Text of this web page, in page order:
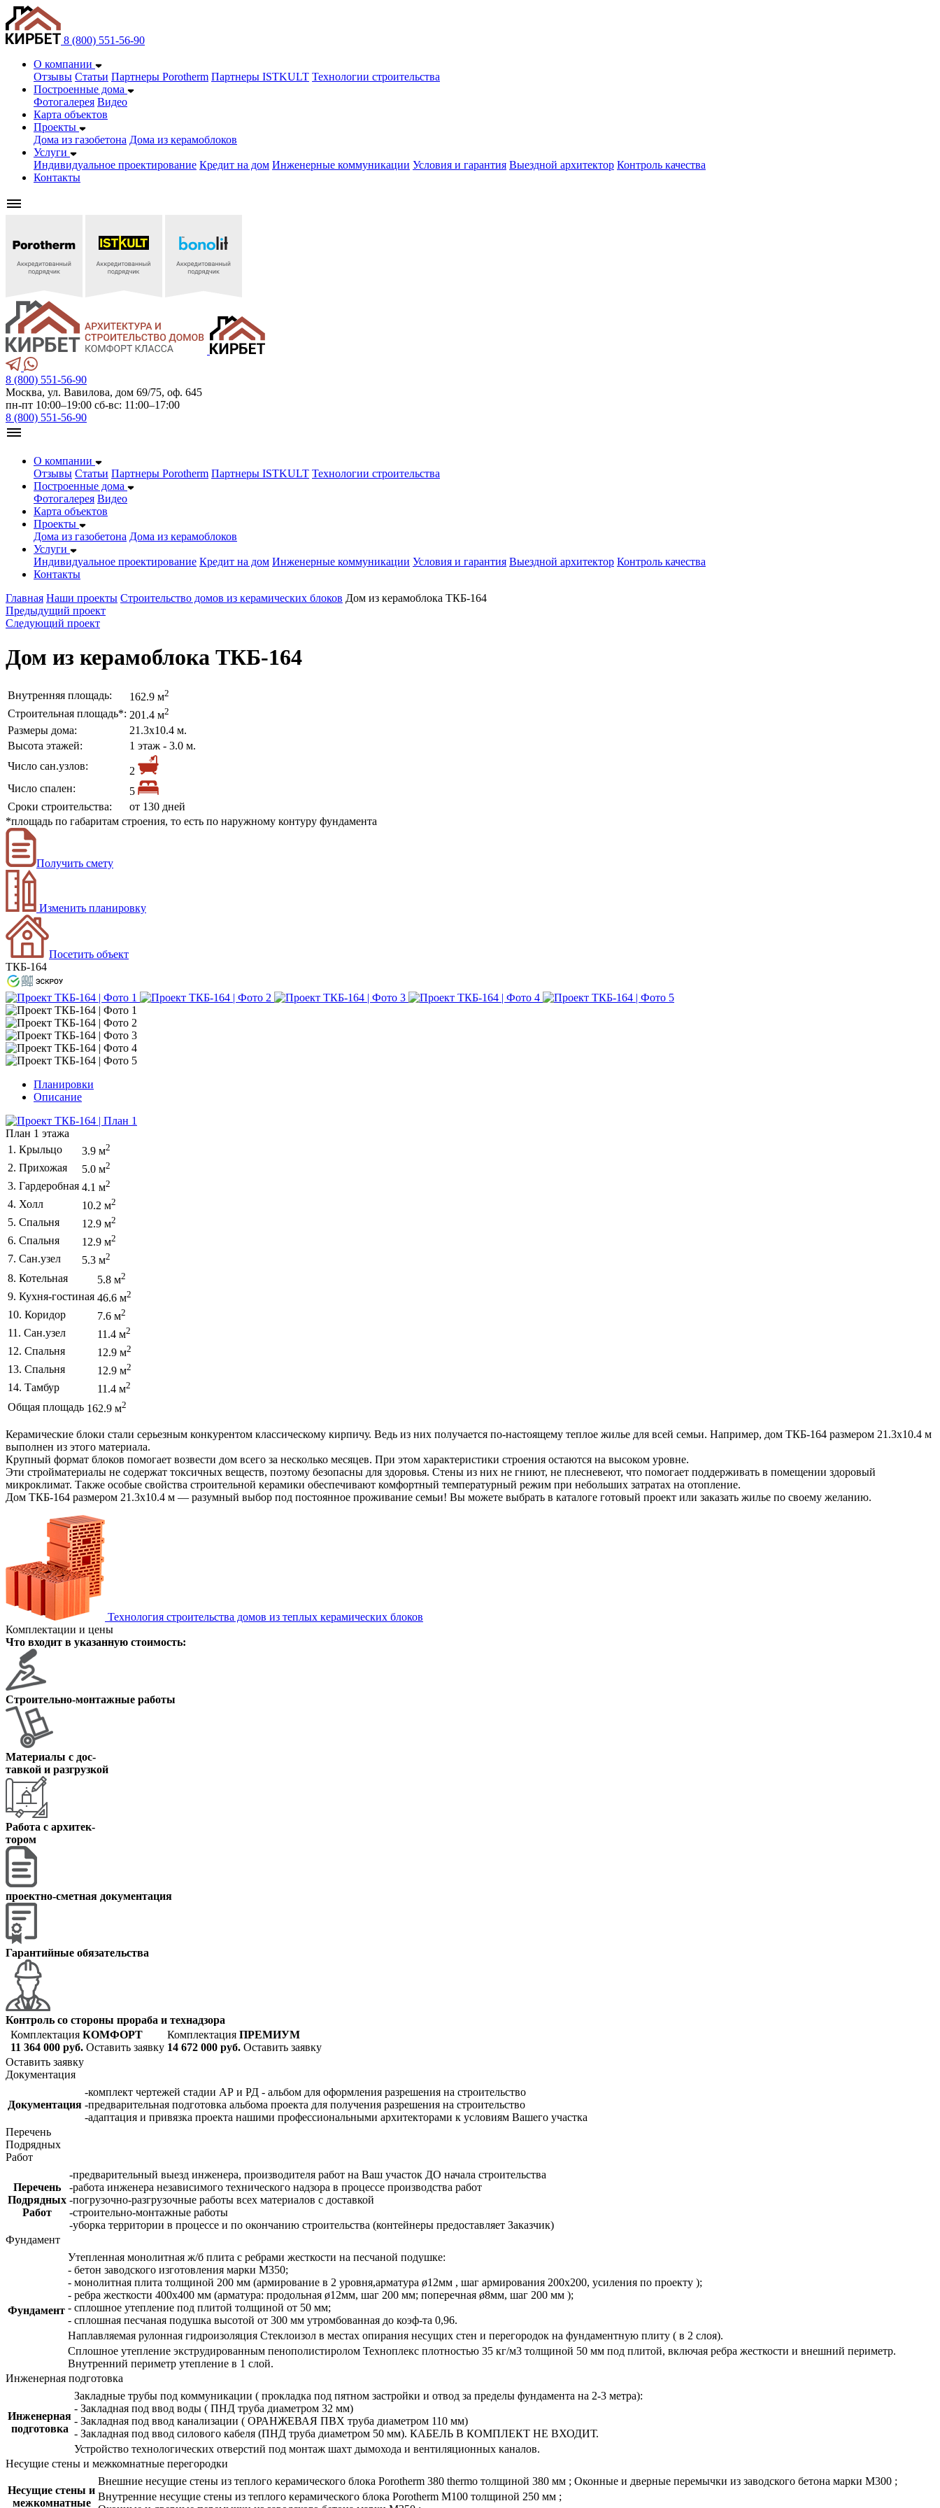
8 (800) 551-56-90
О компании
Отзывы Статьи Партнеры Porotherm Партнеры ISTKULT Технологии строительства
Построенные дома
Фотогалерея Видео
Карта объектов
Проекты
Дома из газобетонa Дома из керамоблоков
Услуги
Индивидуальное проектирование Кредит на дом Инженерные коммуникации Условия и гарантия Выездной архитектор Контроль качества
Контакты
8 (800) 551-56-90
Москва, ул. Вавилова, дом 69/75, оф. 645
пн-пт 10:00–19:00 сб-вс: 11:00–17:00
8 (800) 551-56-90
О компании
Отзывы Статьи Партнеры Porotherm Партнеры ISTKULT Технологии строительства
Построенные дома
Фотогалерея Видео
Карта объектов
Проекты
Дома из газобетонa Дома из керамоблоков
Услуги
Индивидуальное проектирование Кредит на дом Инженерные коммуникации Условия и гарантия Выездной архитектор Контроль качества
Контакты
Главная Наши проекты Строительство домов из керамических блоков Дом из керамоблока ТКБ-164
Предыдущий проект
Следующий проект
Дом из керамоблока ТКБ-164
Внутренняя площадь: 162.9 м2
Строительная площадь*: 201.4 м2
Размеры дома:
21.3х10.4 м.
Высота этажей:
1 этаж - 3.0 м.
Число сан.узлов:
2
Число спален:
5
Сроки строительства:
от 130 дней
*площадь по габаритам строения, то есть по наружному контуру фундамента
Получить смету
Изменить планировку
Посетить объект
ТКБ-164
Планировки
Описание
План 1 этажа
1. Крыльцо
3.9 м2
2. Прихожая 5.0 м2
3. Гардеробная 4.1 м2
4. Холл 10.2 м2
5. Спальня 12.9 м2
6. Спальня 12.9 м2
7. Сан.узел 5.3 м2
8. Котельная 5.8 м2
9. Кухня-гостиная 46.6 м2
10. Коридор 7.6 м2
11. Сан.узел 11.4 м2
12. Спальня 12.9 м2
13. Спальня 12.9 м2
14. Тамбур 11.4 м2
Общая площадь 162.9 м2
Керамические блоки стали серьезным конкурентом классическому кирпичу. Ведь из них получается по-настоящему теплое жилье для всей семьи. Например, дом ТКБ-164 размером 21.3х10.4 м
выполнен из этого материала.
Крупный формат блоков помогает возвести дом всего за несколько месяцев. При этом характеристики строения остаются на высоком уровне.
Эти стройматериалы не содержат токсичных веществ, поэтому безопасны для здоровья. Стены из них не гниют, не плесневеют, что помогает поддерживать в помещении здоровый
микроклимат. Также особые свойства строительной керамики обеспечивают комфортный температурный режим при небольших затратах на отопление.
Дом ТКБ-164 размером 21.3х10.4 м — разумный выбор под постоянное проживание семьи! Вы можете выбрать в каталоге готовый проект или заказать жилье по своему желанию.
Технология строительства домов из теплых керамических блоков
Комплектации и цены
Что входит в указанную стоимость:
Строительно-монтажные работы
Материалы с дос-
тавкой и разгрузкой
Работа с архитек-
тором
проектно-сметная документация
Гарантийные обязательства
Контроль со стороны прораба и технадзора
Комплектация КОМФОРТ
11 364 000 руб. Оставить заявку
Комплектация ПРЕМИУМ
14 672 000 руб. Оставить заявку
Оставить заявку
Документация
Документация
-комплект чертежей стадии АР и РД - альбом для оформления разрешения на строительство
-предварительная подготовка альбома проекта для получения разрешения на строительство
-адаптация и привязка проекта нашими профессиональными архитекторами к условиям Вашего участка
Перечень
Подрядных
Работ
Перечень
Подрядных
Работ
-предварительный выезд инженера, производителя работ на Ваш участок ДО начала строительства
-работа инженера независимого технического надзора в процессе производства работ
-погрузочно-разгрузочные работы всех материалов с доставкой
-строительно-монтажные работы
-уборка территории в процессе и по окончанию строительства (контейнеры предоставляет Заказчик)
Фундамент
Фундамент
Утепленная монолитная ж/б плита с ребрами жесткости на песчаной подушке:
- бетон заводского изготовления марки М350;
- монолитная плита толщиной 200 мм (армирование в 2 уровня,арматура ø12мм , шаг армирования 200х200, усиления по проекту );
- ребра жесткости 400х400 мм (арматура: продольная ø12мм, шаг 200 мм; поперечная ø8мм, шаг 200 мм );
- сплошное утепление под плитой толщиной от 50 мм;
- сплошная песчаная подушка высотой от 300 мм утромбованная до коэф-та 0,96.
Наплавляемая рулонная гидроизоляция Стеклоизол в местах опирания несущих стен и перегородок на фундаментную плиту ( в 2 слоя).
Сплошное утепление экструдированным пенополистиролом Техноплекс плотностью 35 кг/м3 толщиной 50 мм под плитой, включая ребра жесткости и внешний периметр.
Внутренний периметр утепление в 1 слой.
Инженерная подготовка
Инженерная
подготовка
Закладные трубы под коммуникации ( прокладка под пятном застройки и отвод за пределы фундамента на 2-3 метра):
- Закладная под ввод воды ( ПНД труба диаметром 32 мм)
- Закладная под ввод канализации ( ОРАНЖЕВАЯ ПВХ труба диаметром 110 мм)
- Закладная под ввод силового кабеля (ПНД труба диаметром 50 мм). КАБЕЛЬ В КОМПЛЕКТ НЕ ВХОДИТ.
Устройство технологических отверстий под монтаж шахт дымохода и вентиляционных каналов.
Несущие стены и межкомнатные перегородки
Несущие стены и
межкомнатные
Внешние несущие стены из теплого керамического блока Porotherm 380 thermo толщиной 380 мм ; Оконные и дверные перемычки из заводского бетона марки М300 ;
Внутренние несущие стены из теплого керамического блока Porotherm М100 толщиной 250 мм ;